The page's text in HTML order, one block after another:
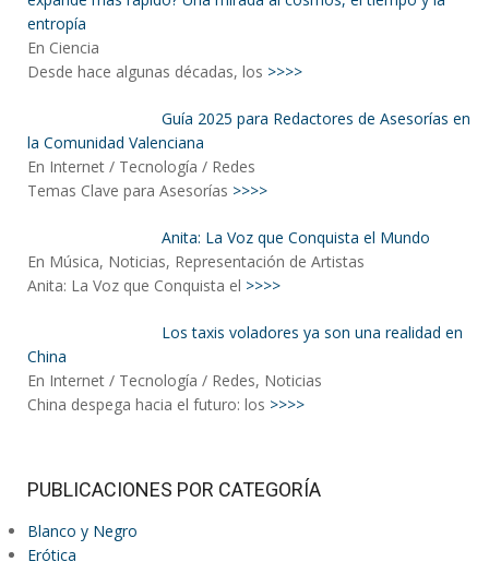
entropía
En Ciencia
Desde hace algunas décadas, los >>>>
Guía 2025 para Redactores de Asesorías en
la Comunidad Valenciana
En Internet / Tecnología / Redes
Temas Clave para Asesorías >>>>
Anita: La Voz que Conquista el Mundo
En Música, Noticias, Representación de Artistas
Anita: La Voz que Conquista el >>>>
Los taxis voladores ya son una realidad en
China
En Internet / Tecnología / Redes, Noticias
China despega hacia el futuro: los >>>>
PUBLICACIONES POR CATEGORÍA
Blanco y Negro
Erótica